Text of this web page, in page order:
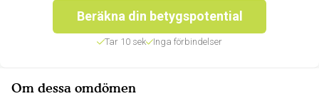
Beräkna din betygspotential
Tar 10 sek Inga förbindelser
Om dessa omdömen